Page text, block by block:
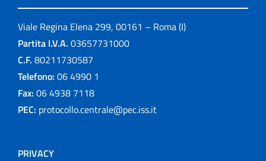
Viale Regina Elena 299, 00161 – Roma (I)
Partita I.V.A. 03657731000
C.F. 80211730587
Telefono: 06 4990 1
Fax: 06 4938 7118
PEC: protocollo.centrale@pec.iss.it
PRIVACY